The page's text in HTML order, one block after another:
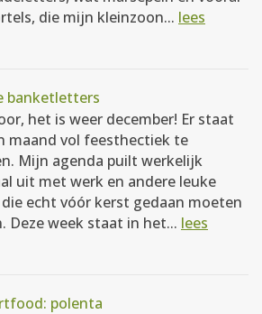
die mijn kleinzoon... lees
banketletters
het is weer december! Er staat
maand vol feesthectiek te
Mijn agenda puilt werkelijk
uit met werk en andere leuke
echt vóór kerst gedaan moeten
Deze week staat in het... lees
polenta